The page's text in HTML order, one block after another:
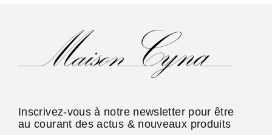
Inscrivez-vous à notre newsletter pour être
au courant des actus & nouveaux produits